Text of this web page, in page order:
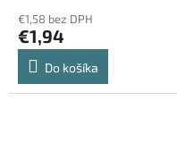
€1,58 bez DPH
€1,94
Do košíka